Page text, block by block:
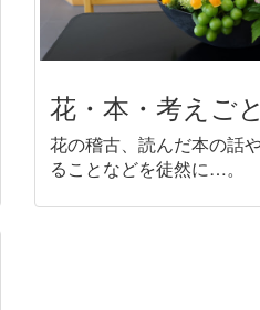
花・本・考えごと
花の稽古、読んだ本の話
ることなどを徒然に…。